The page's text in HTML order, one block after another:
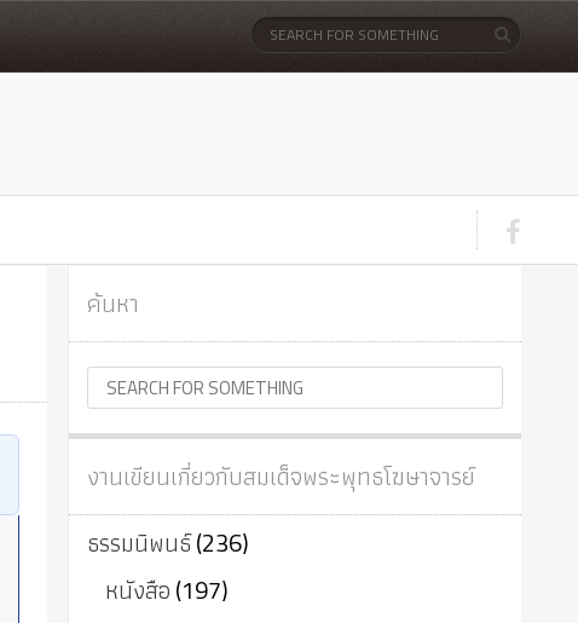
ค้นหา
งานเขียนเกี่ยวกับสมเด็จพระพุทธโฆษาจารย์
ธรรมนิพนธ์(236)
หนังสือ(197)